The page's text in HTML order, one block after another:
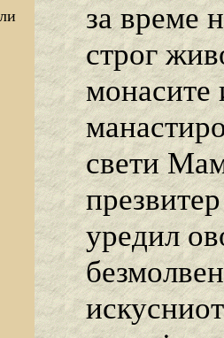
за време
строг
монасите
свети
уредил